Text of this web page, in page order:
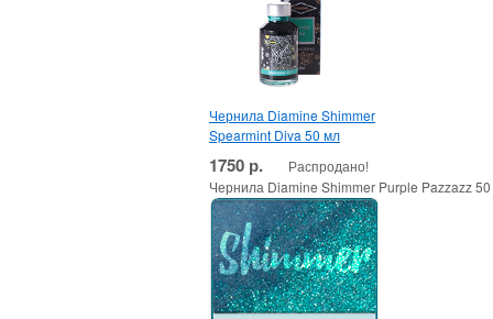
Чернила Diamine Shimmer
Spearmint Diva 50 мл
1750 р.
Распродано!
Чернила Diamine Shimmer Purple Pazzazz 50